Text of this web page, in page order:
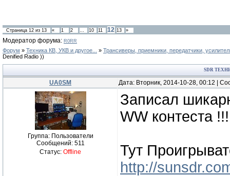
Страница 12 из 13 « 1 2 … 10 11 12 13 »
Модератор форума: R0RR
Форум » Техника КВ, УКВ и другое... » Трансиверы, приемники, передатчики,
Denified Radio ))
SDR
UA0SM Дата: Вторник, 2014-10-28, 00:12 |
Группа: Пользователи
Сообщений: 511
Статус: Offline
Записал
WW контеста
Тут
http://